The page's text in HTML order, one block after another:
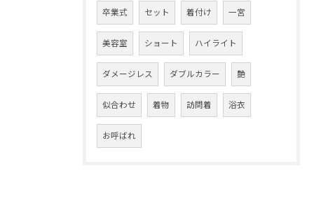
卒業式 セット 着付け 一宮
美容室 ショート ハイライト
ダメージレス ダブルカラー 艶
似合わせ 着物 訪問着 浴衣
お呼ばれ